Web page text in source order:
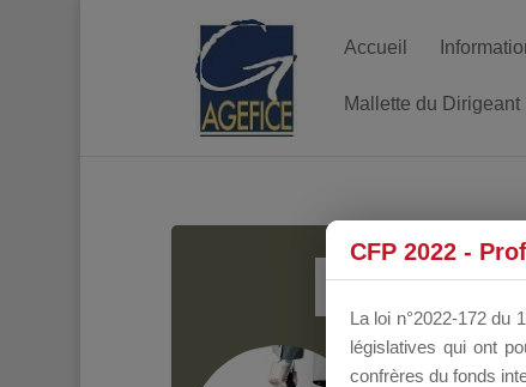
Accueil
Mallette du Dirigeant
Groupe Public il
CFP 2022 -
La loi n°2022-172 du
législatives qui ont
confrères du fonds